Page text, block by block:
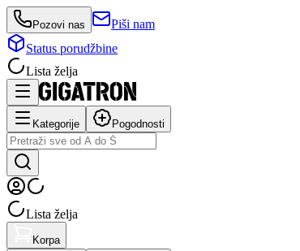
Pozovi nas
Piši nam
Status porudžbine
Lista želja
Kategorije Pogodnosti
Lista želja
Korpa